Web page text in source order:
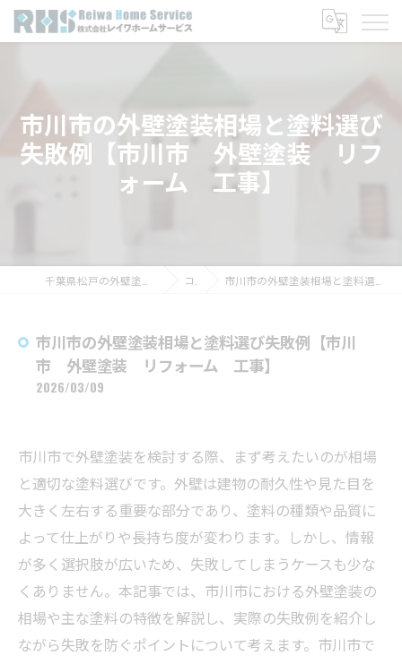
市川市の外壁塗装相場と塗料選び
失敗例【市川市 外壁塗装 リフ
ォーム 工事】
コラム 市川市の外壁塗装相場と塗料選び失敗例【市川市 外壁塗装 リフォーム 工事】
市川市の外壁塗装相場と塗料選び失敗例【市川
市 外壁塗装 リフォーム 工事】
2026/03/09
市川市で外壁塗装を検討する際、まず考えたいのが相場
と適切な塗料選びです。外壁は建物の耐久性や見た目を
大きく左右する重要な部分であり、塗料の種類や品質に
よって仕上がりや長持ち度が変わります。しかし、情報
が多く選択肢が広いため、失敗してしまうケースも少な
くありません。本記事では、市川市における外壁塗装の
相場や主な塗料の特徴を解説し、実際の失敗例を紹介し
ながら失敗を防ぐポイントについて考えます。市川市で